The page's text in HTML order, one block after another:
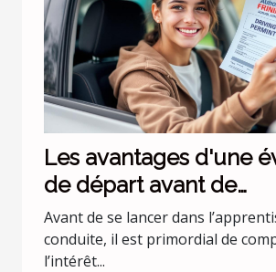
Les avantages d'une
de départ avant de
commencer les
conduite
Avant de se lancer dans
conduite, il est primordial de
l’intérêt...